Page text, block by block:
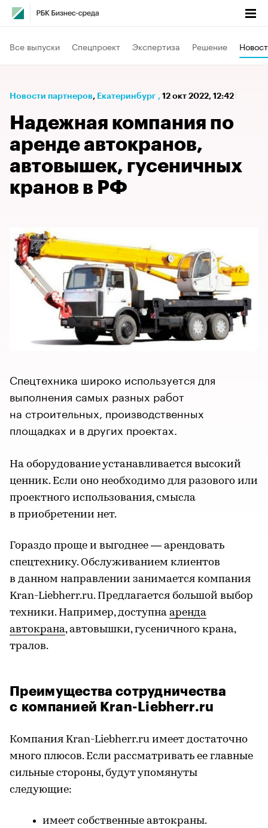
Все выпуски Спецпроект Экспертиза Решение
Новости партнеров⁠, Екатеринбург , 12 окт 2022, 12:42
Надежная компания по
аренде автокранов,
автовышек, гусеничных
кранов в РФ
Спецтехника широко используется для
выполнения самых разных работ
на строительных, производственных
площадках и в других проектах.
На оборудование устанавливается высокий
ценник. Если оно необходимо для разового или
проектного использования, смысла
в приобретении нет.
Гораздо проще и выгоднее — арендовать
спецтехнику. Обслуживанием клиентов
в данном направлении занимается компания
Kran-Liebherr.ru. Предлагается большой выбор
техники. Например, доступна аренда
автокрана, автовышки, гусеничного крана,
тралов.
Преимущества сотрудничества
с компанией Kran-Liebherr.ru
Компания Kran-Liebherr.ru имеет достаточно
много плюсов. Если рассматривать ее главные
сильные стороны, будут упомянуты
следующие:
имеет собственные автокраны.